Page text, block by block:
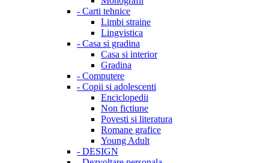
- Carti tehnice
Limbi straine
Lingvistica
- Casa si gradina
Casa si interior
Gradina
- Computere
- Copii si adolescenti
Enciclopedii
Non fictiune
Povesti si literatura
Romane grafice
Young Adult
- DESIGN